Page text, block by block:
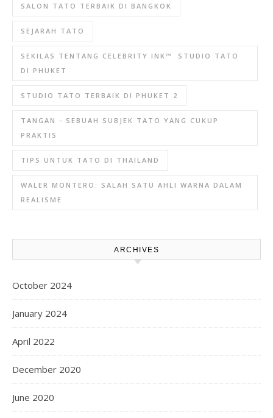
SALON TATO TERBAIK DI BANGKOK
SEJARAH TATO
SEKILAS TENTANG CELEBRITY INK™ ️ STUDIO TATO
DI PHUKET
STUDIO TATO TERBAIK DI PHUKET 2
TANGAN - SEBUAH SUBJEK TATO YANG CUKUP
PRAKTIS
TIPS UNTUK TATO DI THAILAND
WALER MONTERO: SALAH SATU AHLI WARNA DALAM
REALISME
ARCHIVES
October 2024
January 2024
April 2022
December 2020
June 2020